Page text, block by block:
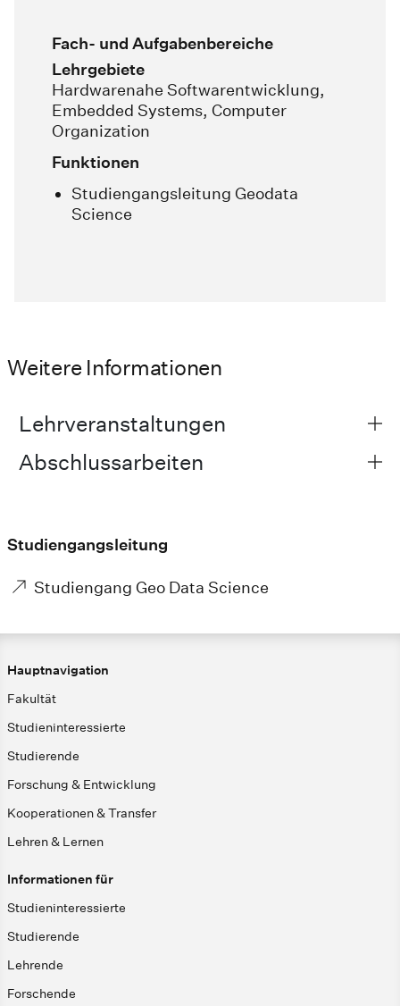
Fach- und Aufgabenbereiche
Lehrgebiete
Hardwarenahe Softwarentwicklung,
Embedded Systems, Computer
Organization
Funktionen
Studiengangsleitung Geodata
Science
Weitere Informationen
Lehrveranstaltungen
Abschlussarbeiten
Studiengangsleitung
Studiengang Geo Data Science
Hauptnavigation
Fakultät
Studieninteressierte
Studierende
Forschung & Entwicklung
Kooperationen & Transfer
Lehren & Lernen
Informationen für
Studieninteressierte
Studierende
Lehrende
Forschende